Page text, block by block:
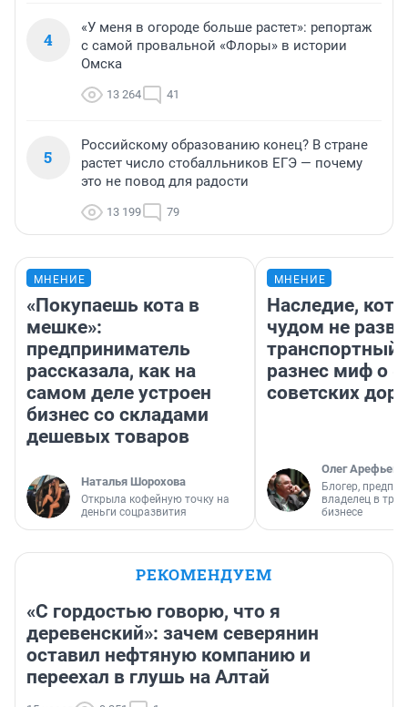
4
«У меня в огороде больше растет»: репортаж
с самой провальной «Флоры» в истории
Омска
13 264 41
5
Российскому образованию конец? В стране
растет число стобалльников ЕГЭ — почему
это не повод для радости
13 199 79
МНЕНИЕ
«Покупаешь кота в
мешке»:
предприниматель
рассказала, как на
самом деле устроен
бизнес со складами
дешевых товаров
Наталья Шорохова
Открыла кофейную точку на
деньги соцразвития
МНЕНИЕ
Наследие,
чудом не
транспортный
разнес миф о
советских
Олег Арефьев
Блогер,
владелец в
бизнесе
РЕКОМЕНДУЕМ
«С гордостью говорю, что я
деревенский»: зачем северянин
оставил нефтяную компанию и
переехал в глушь на Алтай